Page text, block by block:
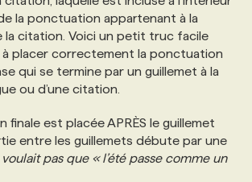
DE SUBVENTIONS
AVEC NOUS
la ponctuation appartenant à la
la citation. Voici un petit truc facile
placer correctement la ponctuation
qui se termine par un guillemet à la
ou d’une citation.
finale est placée APRÈS le guillemet
entre les guillemets débute par une
pas que « l’été passe comme un